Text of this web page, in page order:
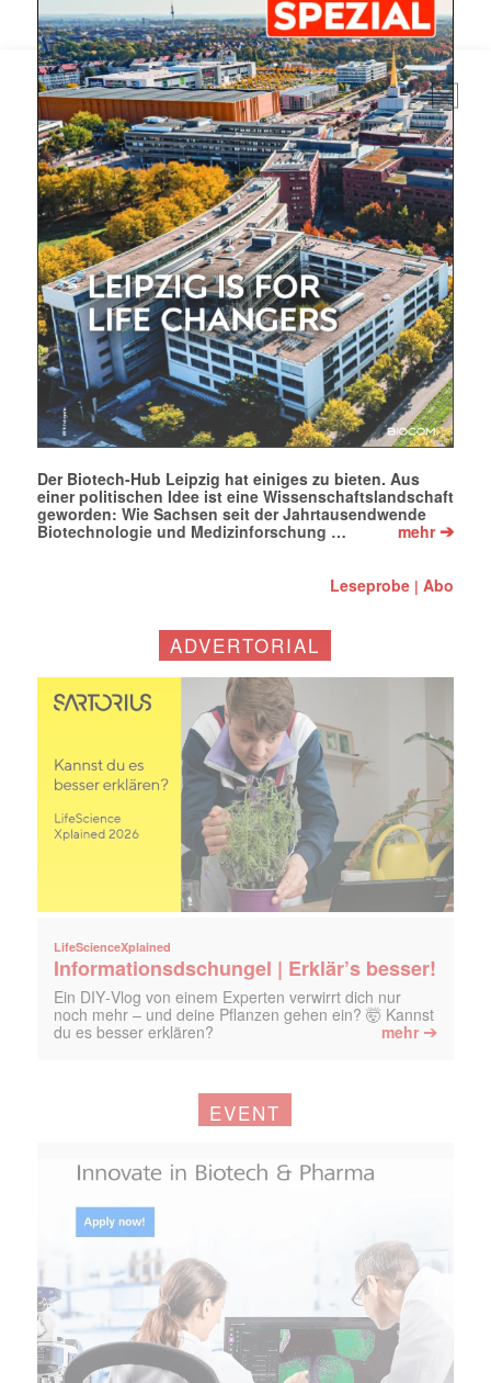
Mit dem |transkript-Newsletter
jede Woche aktuell informiert.
E-
Mail
(erforderlich)
Der Biotech-Hub Leipzig hat einiges zu bieten. Aus
einer politischen Idee ist eine Wissenschaftslandschaft
geworden: Wie Sachsen seit der Jahrtausendwende
Biotechnologie und Medizinforschung …
mehr➔
Leseprobe |Abo
ADVERTORIAL
LifeScienceXplained
Informationsdschungel | Erklär’s besser!
Ein DIY‑Vlog von einem Experten verwirrt dich nur
noch mehr – und deine Pflanzen gehen ein? 🤯 Kannst
du es besser erklären?
mehr ➔
EVENT